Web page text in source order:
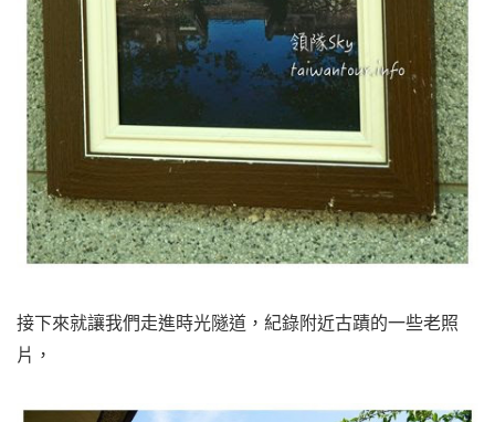
接下來就讓我們走進時光隧道，紀錄附近古蹟的一些老照
片，